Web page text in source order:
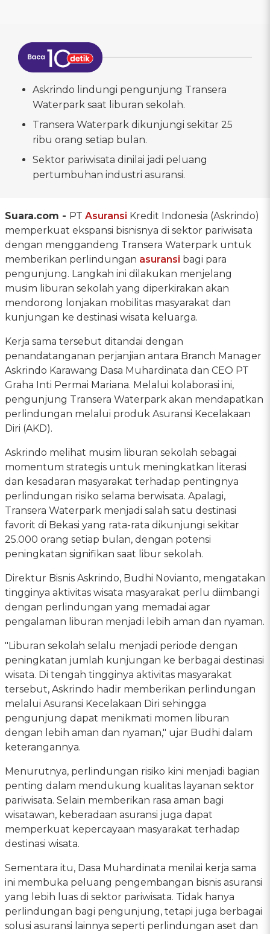
Askrindo lindungi pengunjung Transera
Waterpark saat liburan sekolah.
Transera Waterpark dikunjungi sekitar 25
ribu orang setiap bulan.
Sektor pariwisata dinilai jadi peluang
pertumbuhan industri asuransi.
Suara.com - PT Asuransi Kredit Indonesia (Askrindo)
memperkuat ekspansi bisnisnya di sektor pariwisata
dengan menggandeng Transera Waterpark untuk
memberikan perlindungan asuransi bagi para
pengunjung. Langkah ini dilakukan menjelang
musim liburan sekolah yang diperkirakan akan
mendorong lonjakan mobilitas masyarakat dan
kunjungan ke destinasi wisata keluarga.
Kerja sama tersebut ditandai dengan
penandatanganan perjanjian antara Branch Manager
Askrindo Karawang Dasa Muhardinata dan CEO PT
Graha Inti Permai Mariana. Melalui kolaborasi ini,
pengunjung Transera Waterpark akan mendapatkan
perlindungan melalui produk Asuransi Kecelakaan
Diri (AKD).
Askrindo melihat musim liburan sekolah sebagai
momentum strategis untuk meningkatkan literasi
dan kesadaran masyarakat terhadap pentingnya
perlindungan risiko selama berwisata. Apalagi,
Transera Waterpark menjadi salah satu destinasi
favorit di Bekasi yang rata-rata dikunjungi sekitar
25.000 orang setiap bulan, dengan potensi
peningkatan signifikan saat libur sekolah.
Direktur Bisnis Askrindo, Budhi Novianto, mengatakan
tingginya aktivitas wisata masyarakat perlu diimbangi
dengan perlindungan yang memadai agar
pengalaman liburan menjadi lebih aman dan nyaman.
"Liburan sekolah selalu menjadi periode dengan
peningkatan jumlah kunjungan ke berbagai destinasi
wisata. Di tengah tingginya aktivitas masyarakat
tersebut, Askrindo hadir memberikan perlindungan
melalui Asuransi Kecelakaan Diri sehingga
pengunjung dapat menikmati momen liburan
dengan lebih aman dan nyaman," ujar Budhi dalam
keterangannya.
Menurutnya, perlindungan risiko kini menjadi bagian
penting dalam mendukung kualitas layanan sektor
pariwisata. Selain memberikan rasa aman bagi
wisatawan, keberadaan asuransi juga dapat
memperkuat kepercayaan masyarakat terhadap
destinasi wisata.
Sementara itu, Dasa Muhardinata menilai kerja sama
ini membuka peluang pengembangan bisnis asuransi
yang lebih luas di sektor pariwisata. Tidak hanya
perlindungan bagi pengunjung, tetapi juga berbagai
solusi asuransi lainnya seperti perlindungan aset dan